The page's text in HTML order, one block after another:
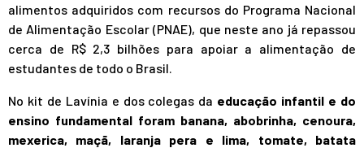
alimentos adquiridos com recursos do Programa Nacional
de Alimentação Escolar (PNAE), que neste ano já repassou
cerca de R$ 2,3 bilhões para apoiar a alimentação de
estudantes de todo o Brasil.
No kit de Lavínia e dos colegas da educação infantil e do
ensino fundamental foram banana, abobrinha, cenoura,
mexerica, maçã, laranja pera e lima, tomate, batata